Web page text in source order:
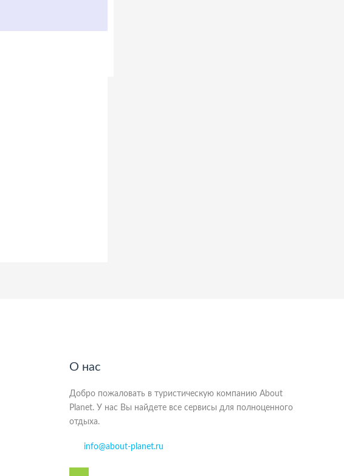
О нас
Добро пожаловать в туристическую компанию About
Planet. У нас Вы найдете все сервисы для полноценного
отдыха.
info@about-planet.ru